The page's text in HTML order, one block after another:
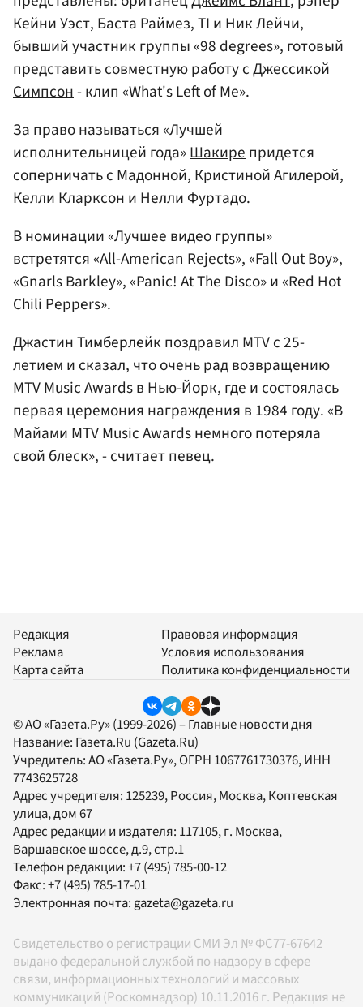
Кейни Уэст, Баста Раймез, TI и Ник Лейчи,
бывший участник группы «98 degrees», готовый
представить совместную работу сДжессикой
Симпсон- клип «What's Left of Me».
За право называться «Лучшей
исполнительницей года»Шакирепридется
соперничать с Мадонной, Кристиной Агилерой,
Келли Кларксони Нелли Фуртадо.
В номинации «Лучшее видео группы»
встретятся «All-American Rejects», «Fall Out Boy»,
«Gnarls Barkley», «Panic! At The Disco» и «Red Hot
Chili Peppers».
Джастин Тимберлейк поздравил MTV c 25-
летием и сказал, что очень рад возвращению
MTV Music Awards в Нью-Йорк, где и состоялась
первая церемония награждения в 1984 году. «В
Майами MTV Music Awards немного потеряла
свой блеск», - считает певец.
Редакция
Реклама
Карта сайта
Правовая информация
Условия использования
Политика конфиденциальности
© АО «Газета.Ру» (1999-2026) – Главные новости дня
Название: Газета.Ru (Gazeta.Ru)
Учредитель:АО «Газета.Ру», ОГРН 1067761730376, ИНН
7743625728
Адрес учредителя: 125239, Россия, Москва, Коптевская
улица, дом 67
Адрес редакции и издателя: 117105, г. Москва,
Варшавское шоссе, д.9, стр.1
Телефон редакции:+7 (495) 785-00-12
Факс:+7 (495) 785-17-01
Электронная почта: gazeta@gazeta.ru
Свидетельство о регистрации СМИ Эл № ФС77-67642
выдано федеральной службой по надзору в сфере
связи, информационных технологий и массовых
коммуникаций (Роскомнадзор) 10.11.2016 г. Редакция не